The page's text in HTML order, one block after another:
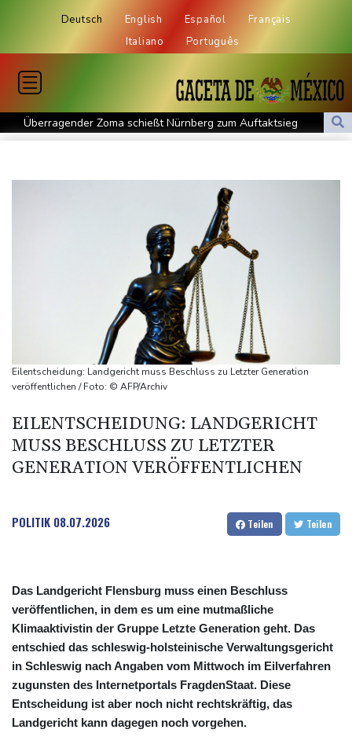
Deutsch English Español
Français
Italiano
Português
Überragender Zoma schießt Nürnberg zum Auftaktsieg
St. Pauli verpasst Auftaktsieg bei Rapp-Debüt
Nächster Dreifachsieg für Aprilia - Fernández triumphiert
Verkehrsminister Bilger will Boni von Bahnmanagern an Ziele
Bericht: Trotz Sanierung nur jeder vierte Zug zwischen Hamburg
und Berlin pünktlich
FC Bayern: Kompany setzt auf Musiala
Waldbrände in Kanada: Notstand in Provinz British Columbia
ausgerufen
Verdacht auf illegales Rennen: Zwei Tote nach Motorrad-Unfall
Im EM-Becken: Berkhahn sieht "nicht viele Medaillenchancen"
Eilentscheidung: Landgericht muss Beschluss zu Letzter Generation
veröffentlichen / Foto: © AFP/Archiv
EILENTSCHEIDUNG: LANDGERICHT
MUSS BESCHLUSS ZU LETZTER
GENERATION VERÖFFENTLICHEN
POLITIK 08.07.2026 Teilen Teilen
Das Landgericht Flensburg muss einen Beschluss
veröffentlichen, in dem es um eine mutmaßliche
Klimaaktivistin der Gruppe Letzte Generation geht. Das
entschied das schleswig-holsteinische Verwaltungsgericht
in Schleswig nach Angaben vom Mittwoch im Eilverfahren
zugunsten des Internetportals FragdenStaat. Diese
Entscheidung ist aber noch nicht rechtskräftig, das
Landgericht kann dagegen noch vorgehen.